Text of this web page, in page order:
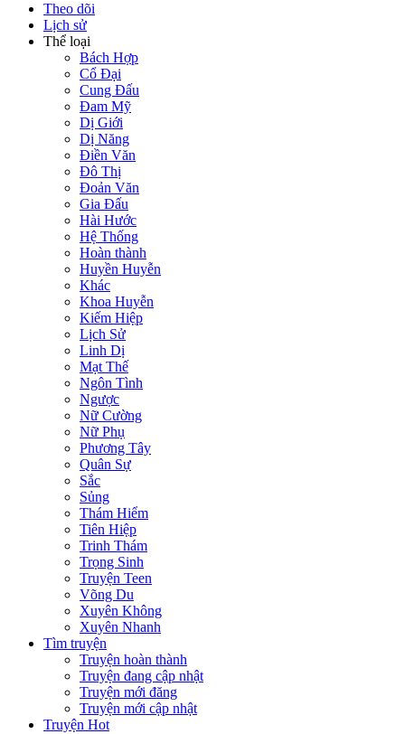
Theo dõi
Lịch sử
Thể loại
Bách Hợp
Cổ Đại
Cung Đấu
Đam Mỹ
Dị Giới
Dị Năng
Điền Văn
Đô Thị
Đoản Văn
Gia Đấu
Hài Hước
Hệ Thống
Hoàn thành
Huyền Huyễn
Khác
Khoa Huyễn
Kiếm Hiệp
Lịch Sử
Linh Dị
Mạt Thế
Ngôn Tình
Ngược
Nữ Cường
Nữ Phụ
Phương Tây
Quân Sự
Sắc
Sủng
Thám Hiểm
Tiên Hiệp
Trinh Thám
Trọng Sinh
Truyện Teen
Võng Du
Xuyên Không
Xuyên Nhanh
Tìm truyện
Truyện hoàn thành
Truyện đang cập nhật
Truyện mới đăng
Truyện mới cập nhật
Truyện Hot